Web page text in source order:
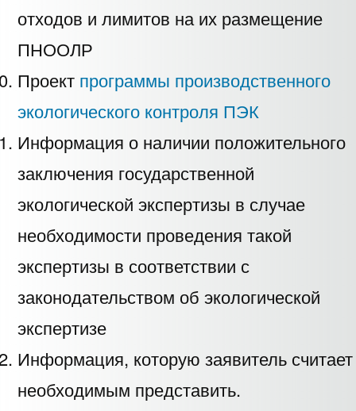
отходов и лимитов на их размещение
ПНООЛР
Проект программы производственного
экологического контроля ПЭК
Информация о наличии положительного
заключения государственной
экологической экспертизы в случае
необходимости проведения такой
экспертизы в соответствии с
законодательством об экологической
экспертизе
Информация, которую заявитель считает
необходимым представить.